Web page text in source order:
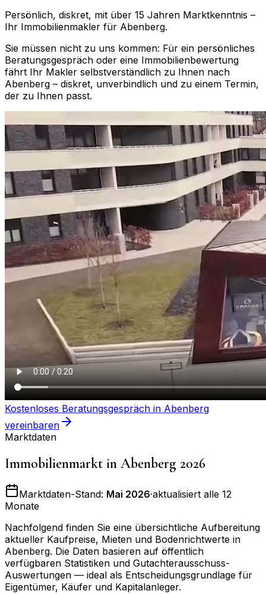
Persönlich, diskret, mit über 15 Jahren Marktkenntnis –
Ihr Immobilienmakler für Abenberg.
Sie müssen nicht zu uns kommen: Für ein persönliches
Beratungsgespräch oder eine Immobilienbewertung
fährt Ihr Makler selbstverständlich zu Ihnen nach
Abenberg – diskret, unverbindlich und zu einem Termin,
der zu Ihnen passt.
Kostenloses Beratungsgespräch in Abenberg
vereinbaren
Marktdaten
Immobilienmarkt in Abenberg 2026
Marktdaten-Stand: Mai 2026·aktualisiert alle 12
Monate
Nachfolgend finden Sie eine übersichtliche Aufbereitung
aktueller Kaufpreise, Mieten und Bodenrichtwerte in
Abenberg. Die Daten basieren auf öffentlich
verfügbaren Statistiken und Gutachterausschuss-
Auswertungen — ideal als Entscheidungsgrundlage für
Eigentümer, Käufer und Kapitalanleger.